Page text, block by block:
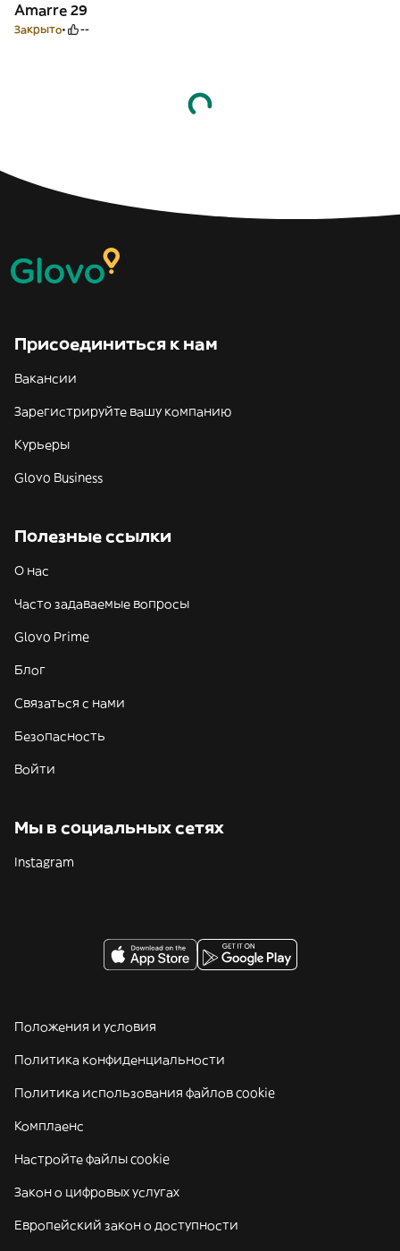
Amarre 29
Закрыто --
Присоединиться к нам
Вакансии
Зарегистрируйте вашу компанию
Курьеры
Glovo Business
Полезные ссылки
О нас
Часто задаваемые вопросы
Glovo Prime
Блог
Связаться с нами
Безопасность
Войти
Мы в социальных сетях
Instagram
Положения и условия
Политика конфиденциальности
Политика использования файлов cookie
Комплаенс
Настройте файлы cookie
Закон о цифровых услугах
Европейский закон о доступности